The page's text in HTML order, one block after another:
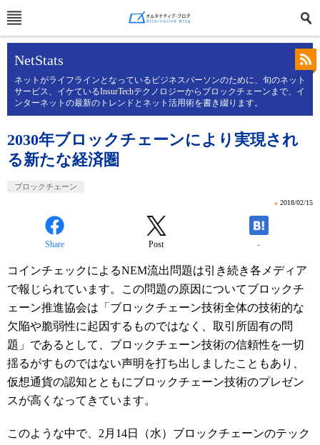
NetStats
ネットがライフラインとなっているビジネスパーソンのために、旬のネット
サービス、イケているInsurTechテクノロジーからブロックチェーンまで、イ
ンターネットの最新のトレンドとネット活用術を書き綴ります。
2030年ブロックチェーンにより実現され
る新たな経済圏
ブロックチェーン
» 2018/02/15
Share Post -
コインチェックによるNEM流出問題は引き続き各メディア
で報じられています。この問題の原因についてブロックチ
ェーン推進協会は「ブロックチェーン技術全体の技術的な
欠陥や脆弱性に起因するものではなく、取引所固有の問
題」であるとして、ブロックチェーン技術の信頼性を一切
揺るがすものではない声明を打ち出しましたこともあり、
仮想通貨の認知とともにブロックチェーン技術のプレゼン
スが高くなってきています。
このような中で、2月14日（水）ブロックチェーンのテック